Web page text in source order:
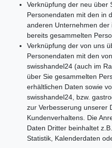
Verknüpfung der neu über
Personendaten mit den in
anderen Unternehmen
bereits gesammelten
Verknüpfung der von uns
Personendaten mit den
swisshandel24 (auch im
über Sie gesammelten
erhältlichen Daten sowie
swisshandel24, bzw.
zur Verbesserung unserer
Kundenverhaltens. Die
Daten Dritter beinhaltet
Statistik, Kalenderdaten